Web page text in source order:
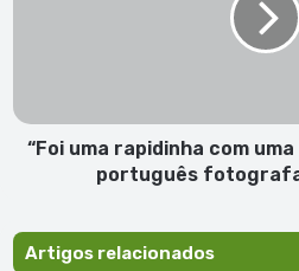
português
fotografado
“Foi uma rapidinha com
português
Artigos relacionados